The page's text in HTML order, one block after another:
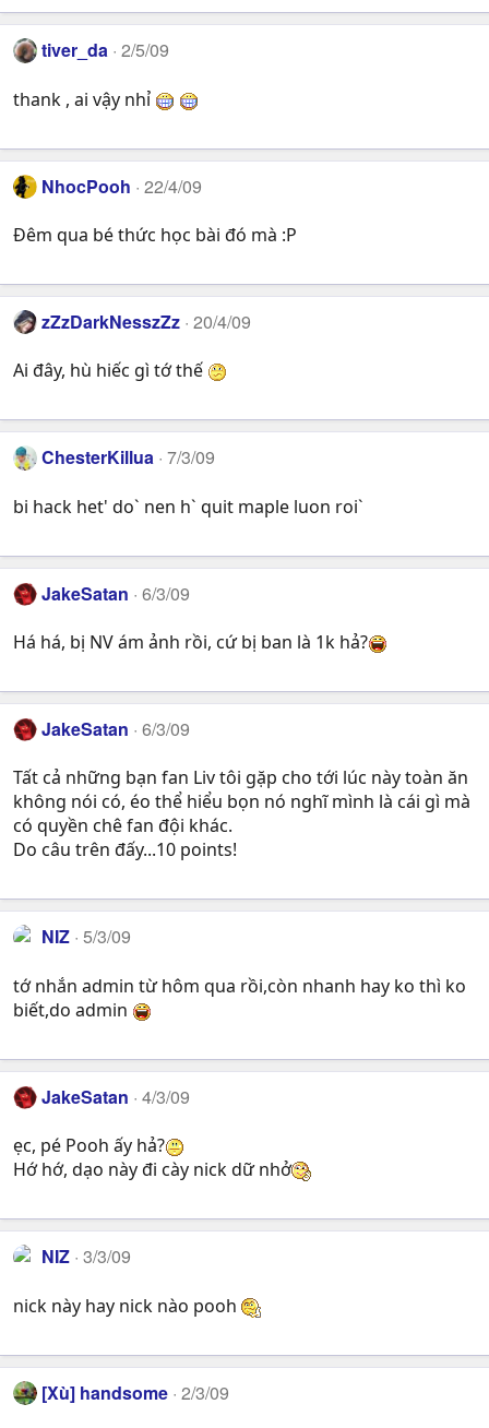
tiver_da 2/5/09
thank , ai vậy nhỉ
NhocPooh 22/4/09
Đêm qua bé thức học bài đó mà :P
zZzDarkNesszZz 20/4/09
Ai đây, hù hiếc gì tớ thế
ChesterKillua 7/3/09
bi hack het' do` nen h` quit maple luon roi`
JakeSatan 6/3/09
Há há, bị NV ám ảnh rồi, cứ bị ban là 1k hả?
JakeSatan 6/3/09
Tất cả những bạn fan Liv tôi gặp cho tới lúc này toàn ăn
không nói có, éo thể hiểu bọn nó nghĩ mình là cái gì mà
có quyền chê fan đội khác.
Do câu trên đấy...10 points!
NIZ 5/3/09
tớ nhắn admin từ hôm qua rồi,còn nhanh hay ko thì ko
biết,do admin
JakeSatan 4/3/09
ẹc, pé Pooh ấy hả?
Hớ hớ, dạo này đi cày nick dữ nhở
NIZ 3/3/09
nick này hay nick nào pooh
[Xù] handsome 2/3/09